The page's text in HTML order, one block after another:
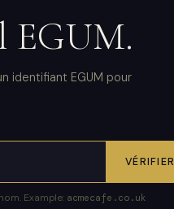
EGUM.
identifiant EGUM pour
VÉRIFIER
Example: acmecafe.co.uk